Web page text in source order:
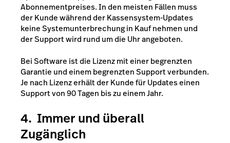
Abonnementpreises. In den meisten Fällen muss
der Kunde während der Kassensystem-Updates
keine Systemunterbrechung in Kauf nehmen und
der Support wird rund um die Uhr angeboten.
Bei Software ist die Lizenz mit einer begrenzten
Garantie und einem begrenzten Support verbunden.
Je nach Lizenz erhält der Kunde für Updates einen
Support von 90 Tagen bis zu einem Jahr.
4. Immer und überall
Zugänglich